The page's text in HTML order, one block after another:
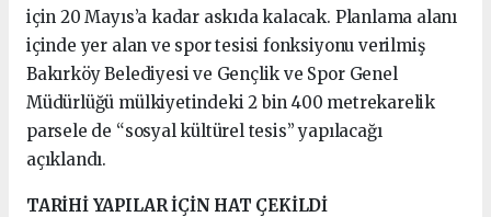
için 20 Mayıs’a kadar askıda kalacak. Planlama alanı
içinde yer alan ve spor tesisi fonksiyonu verilmiş
Bakırköy Belediyesi ve Gençlik ve Spor Genel
Müdürlüğü mülkiyetindeki 2 bin 400 metrekarelik
parsele de “sosyal kültürel tesis” yapılacağı
açıklandı.
TARİHİ YAPILAR İÇİN HAT ÇEKİLDİ